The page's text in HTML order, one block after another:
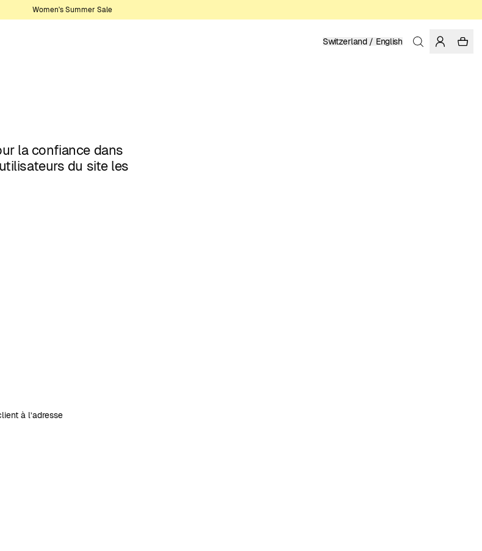
Women's Summer Sale
Switzerland / English
la confiance dans
du site les
à l’adresse